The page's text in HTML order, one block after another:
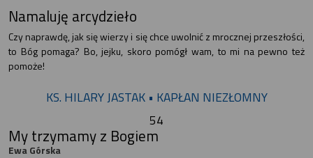
Namaluję arcydzieło
Czy naprawdę, jak się wierzy i się chce uwolnić z mrocznej przeszłości,
to Bóg pomaga? Bo, jejku, skoro pomógł wam, to mi na pewno też
pomoże!
KS. HILARY JASTAK • KAPŁAN NIEZŁOMNY
54
My trzymamy z Bogiem
Ewa Górska